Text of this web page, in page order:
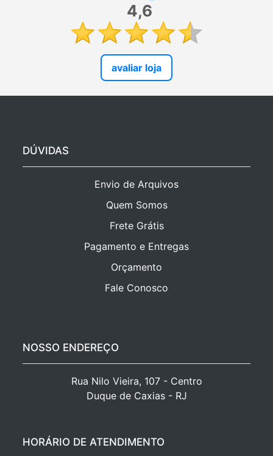
4,6
avaliar loja
DÚVIDAS
Envio de Arquivos
Quem Somos
Frete Grátis
Pagamento e Entregas
Orçamento
Fale Conosco
NOSSO ENDEREÇO
Rua Nilo Vieira, 107 - Centro
Duque de Caxias - RJ
HORÁRIO DE ATENDIMENTO